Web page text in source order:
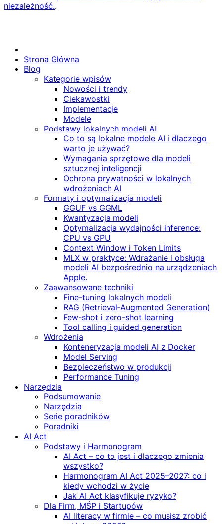
niezależność..
Strona Główna
Blog
Kategorie wpisów
Nowości i trendy
Ciekawostki
Implementacje
Modele
Podstawy lokalnych modeli AI
Co to są lokalne modele AI i dlaczego
warto je używać?
Wymagania sprzętowe dla modeli
sztucznej inteligencji
Ochrona prywatności w lokalnych
wdrożeniach AI
Formaty i optymalizacja modeli
GGUF vs GGML
Kwantyzacja modeli
Optymalizacja wydajności inference:
CPU vs GPU
Context Window i Token Limits
MLX w praktyce: Wdrażanie i obsługa
modeli AI bezpośrednio na urządzeniach
Apple.
Zaawansowane techniki
Fine-tuning lokalnych modeli
RAG (Retrieval‑Augmented Generation)
Few-shot i zero-shot learning
Tool calling i guided generation
Wdrożenia
Konteneryzacja modeli AI z Docker
Model Serving
Bezpieczeństwo w produkcji
Performance Tuning
Narzędzia
Podsumowanie
Narzędzia
Serie poradników
Poradniki
AI Act
Podstawy i Harmonogram
AI Act – co to jest i dlaczego zmienia
wszystko?
Harmonogram AI Act 2025–2027: co i
kiedy wchodzi w życie
Jak AI Act klasyfikuje ryzyko?
Dla Firm, MŚP i Startupów
AI literacy w firmie – co musisz zrobić